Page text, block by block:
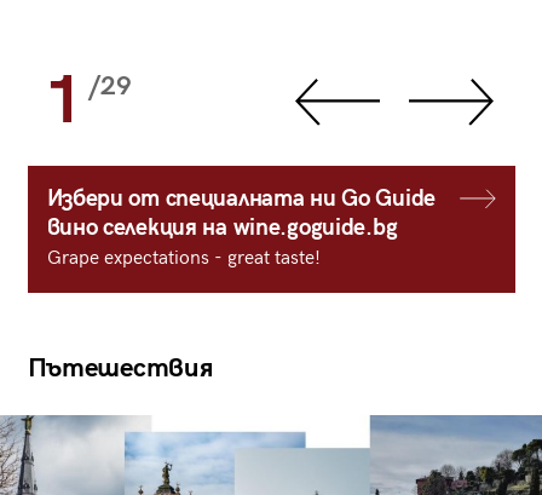
1 /29
Избери от специалната ни Go Guide
вино селекция на wine.goguide.bg
Grape expectations - great taste!
Пътешествия